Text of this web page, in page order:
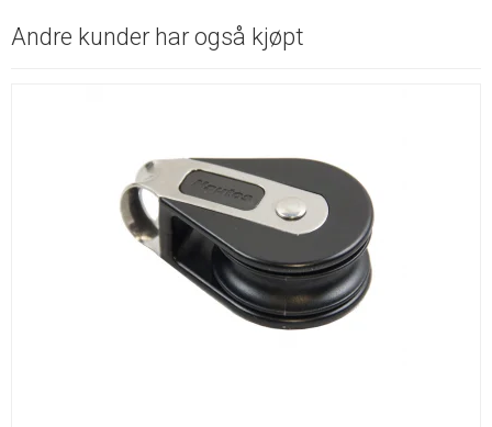
Andre kunder har også kjøpt